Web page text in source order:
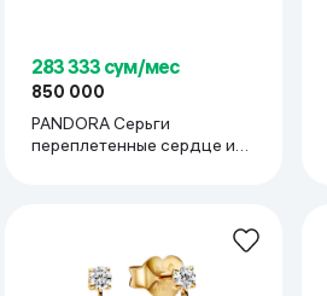
283 333 сум/мес
850 000
PANDORA Серьги
переплетенные сердце и